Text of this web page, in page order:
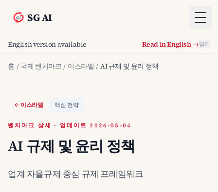
SG AI
English version available Read in English →닫기
홈 / 국제 벤치마크 / 이스라엘 / AI 규제 및 윤리 정책
이스라엘 핵심 전략
벤치마크 상세 · 업데이트 2026-05-04
AI 규제 및 윤리 정책
업계 자율규제 중심 규제 프레임워크